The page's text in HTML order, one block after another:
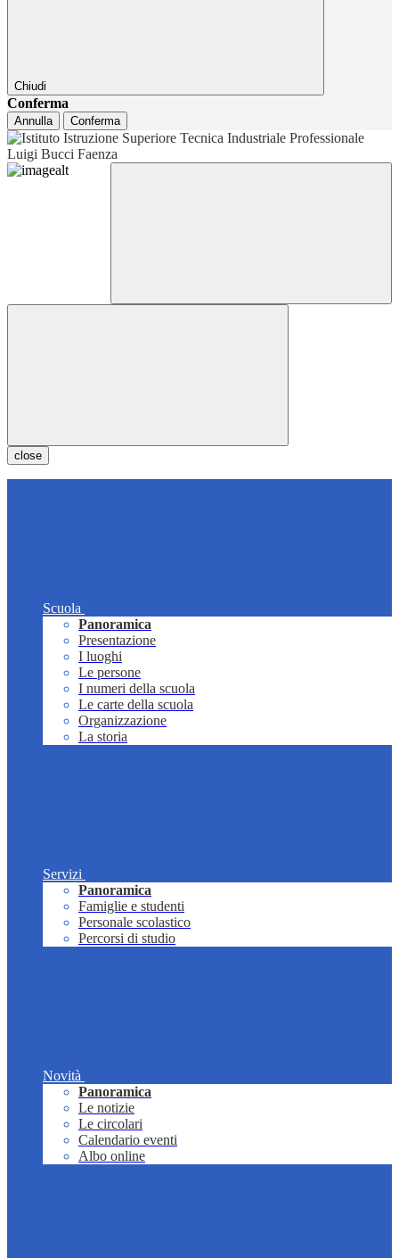
Chiudi
Conferma
Annulla Conferma
close
Scuola
Panoramica
Presentazione
I luoghi
Le persone
I numeri della scuola
Le carte della scuola
Organizzazione
La storia
Servizi
Panoramica
Famiglie e studenti
Personale scolastico
Percorsi di studio
Novità
Panoramica
Le notizie
Le circolari
Calendario eventi
Albo online